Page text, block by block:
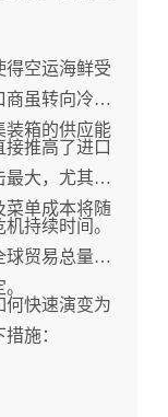
得空运海鲜受
商虽转向冷冻
装箱的供应能
推高了进口
最大，尤其是
菜单成本将随
持续时间。
球贸易总量比
何快速演变为
施：